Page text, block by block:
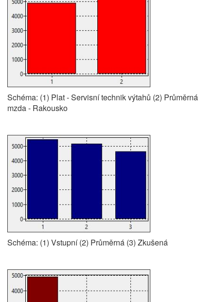
Schéma: (1) Plat - Servisní technik výtahů (2) Průměrná
mzda - Rakousko
Schéma: (1) Vstupní (2) Průměrná (3) Zkušená